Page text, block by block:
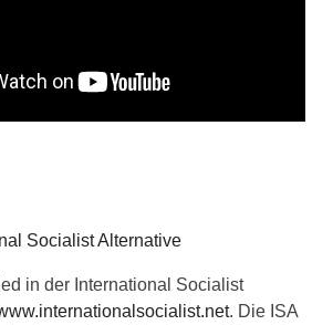
in der International Socialist
. Die ISA